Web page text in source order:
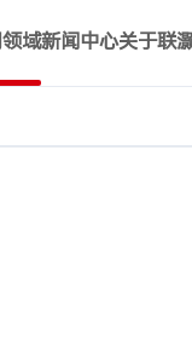
域新闻中心关于联